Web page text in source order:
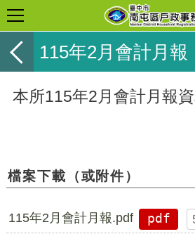
115年2月會計月報
本所115年2月會計月報資
檔案下載（或附件）
115年2月會計月報.pdf pdf